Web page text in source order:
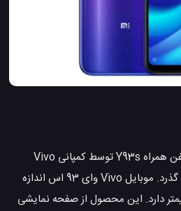
زمان زیادی از معرفی گوشی تلفن همراه Y93s توسط کمپانی Vivo
طراحی و تولید شده است نمی گذرد. موبایل Vivo وای 93 اس اندازه
155.1×75.1×8.3 میلیمتر دارد. این محصول از صفحه نمایشی